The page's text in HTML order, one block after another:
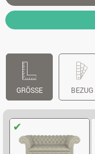
GRÖSSE BEZUG